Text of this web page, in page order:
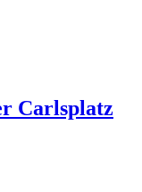
Carlsplatz